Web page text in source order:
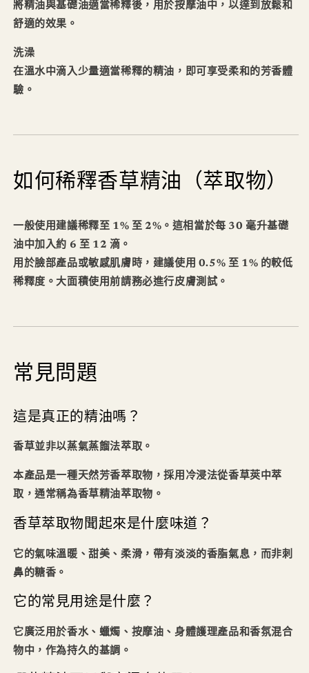
將精油與基礎油適當稀釋後，用於按摩油中，以達到放鬆和
舒適的效果。
洗澡
在溫水中滴入少量適當稀釋的精油，即可享受柔和的芳香體
驗。
如何稀釋香草精油（萃取物）
一般使用建議稀釋至 1% 至 2%。這相當於每 30 毫升基礎
油中加入約 6 至 12 滴。
用於臉部產品或敏感肌膚時，建議使用 0.5% 至 1% 的較低
稀釋度。大面積使用前請務必進行皮膚測試。
常見問題
這是真正的精油嗎？
香草並非以蒸氣蒸餾法萃取。
本產品是一種天然芳香萃取物，採用冷浸法從香草莢中萃
取，通常稱為香草精油萃取物。
香草萃取物聞起來是什麼味道？
它的氣味溫暖、甜美、柔滑，帶有淡淡的香脂氣息，而非刺
鼻的糖香。
它的常見用途是什麼？
它廣泛用於香水、蠟燭、按摩油、身體護理產品和香氛混合
物中，作為持久的基調。